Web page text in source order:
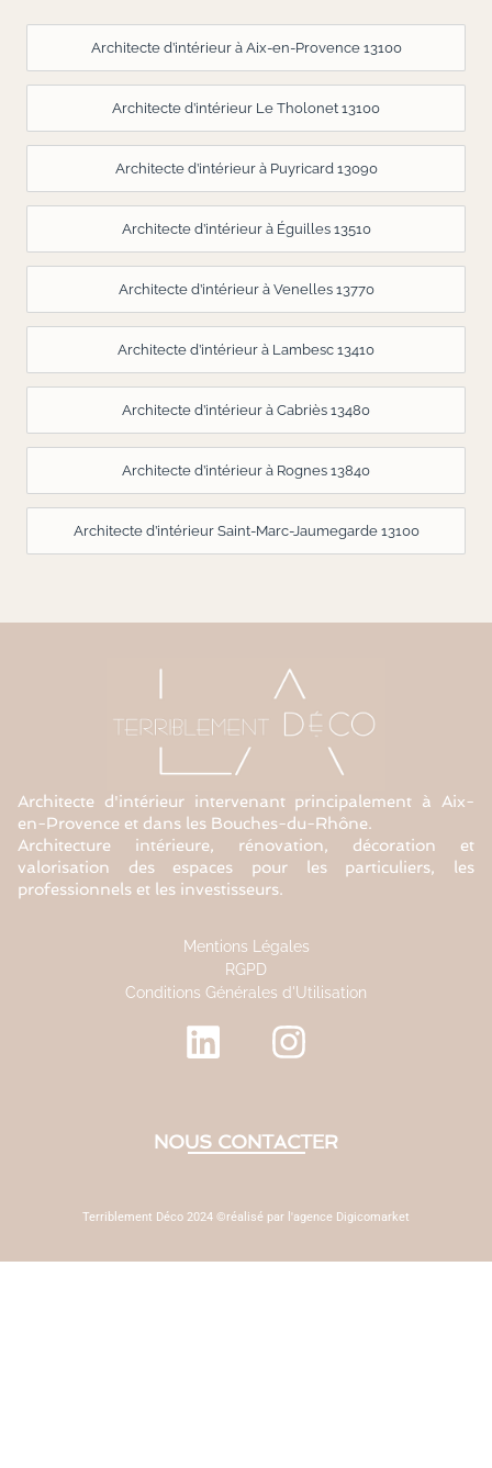
Architecte d’intérieur à Aix-en-Provence 13100
Architecte d’intérieur Le Tholonet 13100
Architecte d’intérieur à Puyricard 13090
Architecte d’intérieur à Éguilles 13510
Architecte d’intérieur à Venelles 13770
Architecte d’intérieur à Lambesc 13410
Architecte d’intérieur à Cabriès 13480
Architecte d’intérieur à Rognes 13840
Architecte d’intérieur Saint-Marc-Jaumegarde 13100
Architecte d'intérieur intervenant principalement à Aix-
en-Provence et dans les Bouches-du-Rhône.
Architecture intérieure, rénovation, décoration et
valorisation des espaces pour les particuliers, les
professionnels et les investisseurs.
Mentions Légales
RGPD
Conditions Générales d'Utilisation
NOUS CONTACTER
Terriblement Déco 2024 ©réalisé par l'agence Digicomarket